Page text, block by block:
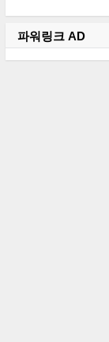
파워링크 AD